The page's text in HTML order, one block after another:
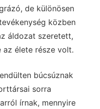
de különösen
közben
áldozat szeretett,
az élete része volt.
búcsúznak
sorra
írnak, mennyire